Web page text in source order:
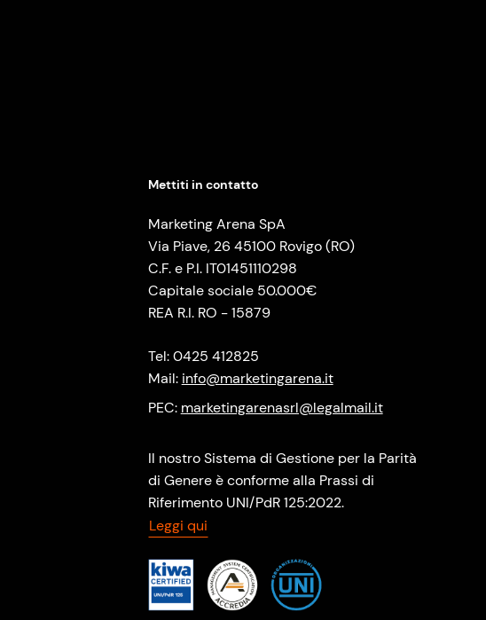
Mettiti in contatto
Marketing Arena SpA
Via Piave, 26 45100 Rovigo (RO)
C.F. e P.I. IT01451110298
Capitale sociale 50.000€
REA R.I. RO - 15879
Tel: 0425 412825
Mail: info@marketingarena.it
PEC: marketingarenasrl@legalmail.it
Il nostro Sistema di Gestione per la Parità
di Genere è conforme alla Prassi di
Riferimento UNI/PdR 125:2022.
Leggi qui